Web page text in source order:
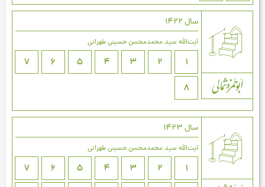
سال 1422
آیت‌اللَه سید محمدمحسن حسینی طهرانی
1
2
3
4
5
6
7
8
سال 1423
آیت‌اللَه سید محمدمحسن حسینی طهرانی
1
2
3
4
5
6
7